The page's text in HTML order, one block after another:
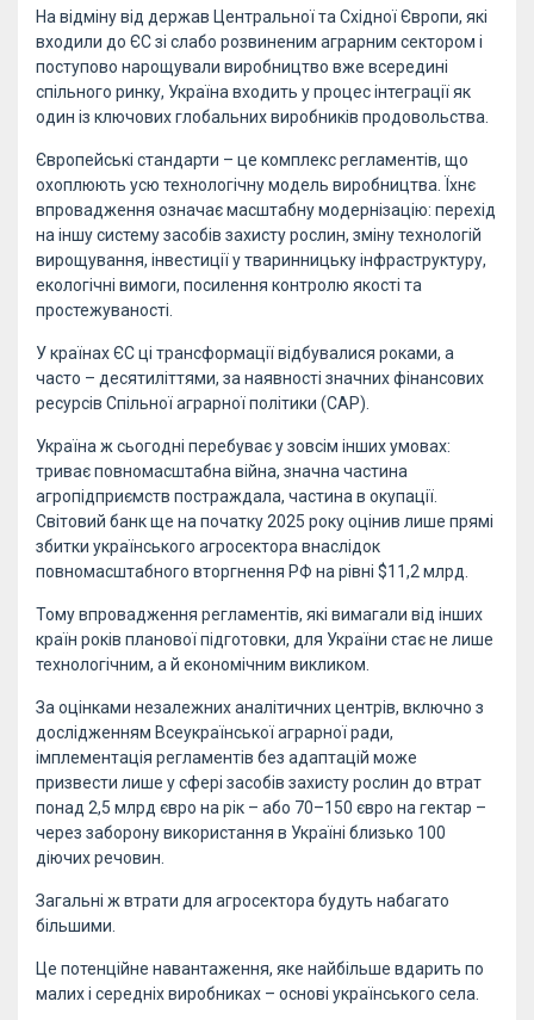
На відміну від держав Центральної та Східної Європи, які
входили до ЄС зі слабо розвиненим аграрним сектором і
поступово нарощували виробництво вже всередині
спільного ринку, Україна входить у процес інтеграції як
один із ключових глобальних виробників продовольства.
Європейські стандарти – це комплекс регламентів, що
охоплюють усю технологічну модель виробництва. Їхнє
впровадження означає масштабну модернізацію: перехід
на іншу систему засобів захисту рослин, зміну технологій
вирощування, інвестиції у тваринницьку інфраструктуру,
екологічні вимоги, посилення контролю якості та
простежуваності.
У країнах ЄС ці трансформації відбувалися роками, а
часто – десятиліттями, за наявності значних фінансових
ресурсів Спільної аграрної політики (CAP).
Україна ж сьогодні перебуває у зовсім інших умовах:
триває повномасштабна війна, значна частина
агропідприємств постраждала, частина в окупації.
Світовий банк ще на початку 2025 року оцінив лише прямі
збитки українського агросектора внаслідок
повномасштабного вторгнення РФ на рівні $11,2 млрд.
Тому впровадження регламентів, які вимагали від інших
країн років планової підготовки, для України стає не лише
технологічним, а й економічним викликом.
За оцінками незалежних аналітичних центрів, включно з
дослідженням Всеукраїнської аграрної ради,
імплементація регламентів без адаптацій може
призвести лише у сфері засобів захисту рослин до втрат
понад 2,5 млрд євро на рік – або 70–150 євро на гектар –
через заборону використання в Україні близько 100
діючих речовин.
Загальні ж втрати для агросектора будуть набагато
більшими.
Це потенційне навантаження, яке найбільше вдарить по
малих і середніх виробниках – основі українського села.